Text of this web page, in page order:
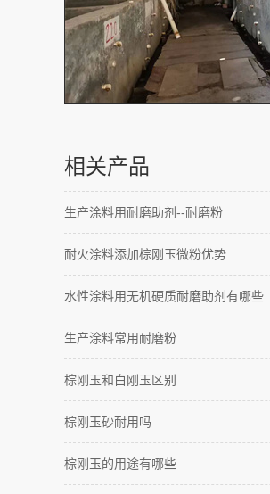
相关产品
生产涂料用耐磨助剂--耐磨粉
耐火涂料添加棕刚玉微粉优势
水性涂料用无机硬质耐磨助剂有哪些
生产涂料常用耐磨粉
棕刚玉和白刚玉区别
棕刚玉砂耐用吗
棕刚玉的用途有哪些